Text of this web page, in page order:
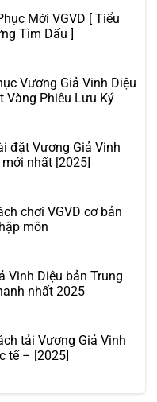
Mới VGVD [ Tiểu
Tìm Dấu ]
Vương Giả Vinh Diệu
Vàng Phiêu Lưu Ký
đặt Vương Giả Vinh
nhất [2025]
chơi VGVD cơ bản
môn
Vinh Diệu bản Trung
nhất 2025
tải Vương Giả Vinh
tế – [2025]